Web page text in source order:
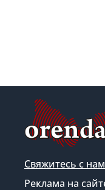
Свяжитесь с
Реклама на